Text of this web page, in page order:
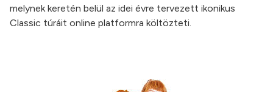
melynek keretén belül az idei évre tervezett ikonikus
Classic túráit online platformra költözteti.